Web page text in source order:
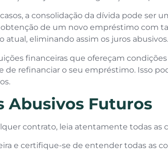
a consolidação da dívida pode ser
de um novo empréstimo com
atual, eliminando assim os juros abusivos.
financeiras que ofereçam
de refinanciar o seu empréstimo. Isso
Abusivos Futuros
contrato, leia atentamente todas as
e certifique-se de entender todas as